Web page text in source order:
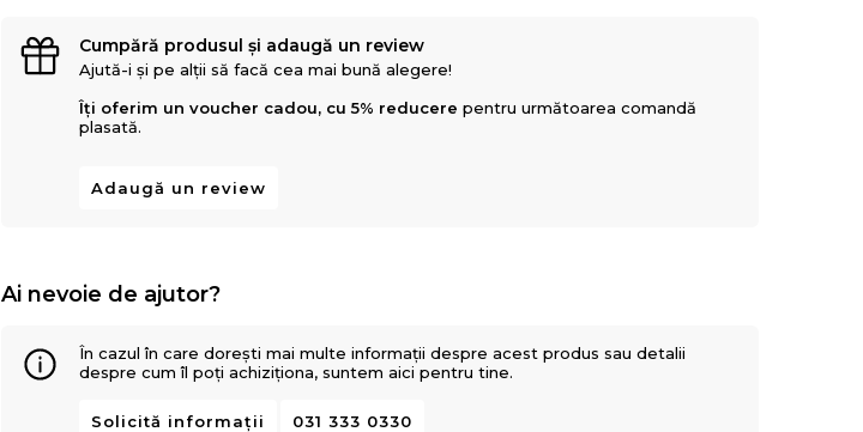
Cumpără produsul și adaugă un review
Ajută-i și pe alții să facă cea mai bună alegere!
Îți oferim un voucher cadou, cu 5% reducere pentru următoarea comandă
plasată.
Adaugă un review
Ai nevoie de ajutor?
În cazul în care dorești mai multe informații despre acest produs sau detalii
despre cum îl poți achiziționa, suntem aici pentru tine.
Solicită informații 031 333 0330